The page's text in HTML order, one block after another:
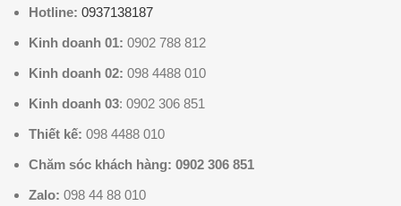
Hotline: 0937138187
Kinh doanh 01: 0902 788 812
Kinh doanh 02: 098 4488 010
Kinh doanh 03: 0902 306 851
Thiết kế: 098 4488 010
Chăm sóc khách hàng: 0902 306 851
Zalo: 098 44 88 010